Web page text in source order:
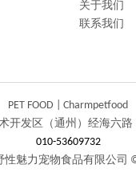
关于我们
联系我们
PET FOOD | Charmpetfood
开发区（通州）经海六路
010-53609732
性魅力宠物食品有限公司